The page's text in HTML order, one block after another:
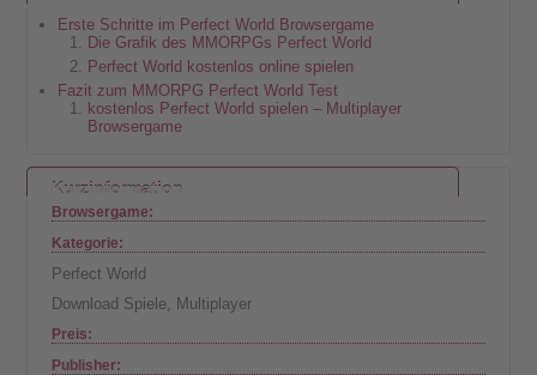
Erste Schritte im Perfect World Browsergame
Die Grafik des MMORPGs Perfect World
Perfect World kostenlos online spielen
Fazit zum MMORPG Perfect World Test
kostenlos Perfect World spielen – Multiplayer
Browsergame
Kurzinformation
Browsergame:
Kategorie:
Perfect World
Download Spiele
Multiplayer
Preis:
Publisher: